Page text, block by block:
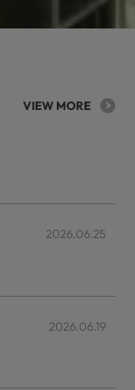
VIEW MORE
2026.06.25
2026.06.19